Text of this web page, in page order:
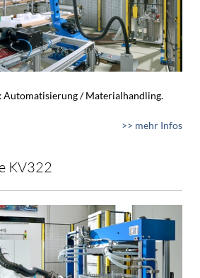
Automatisierung / Materialhandling.
>> mehr Infos
KV322